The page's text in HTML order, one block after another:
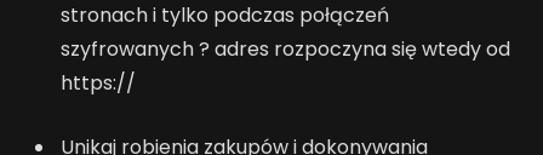
stronach i tylko podczas połączeń
szyfrowanych ? adres rozpoczyna się wtedy od
https://
Unikaj robienia zakupów i dokonywania